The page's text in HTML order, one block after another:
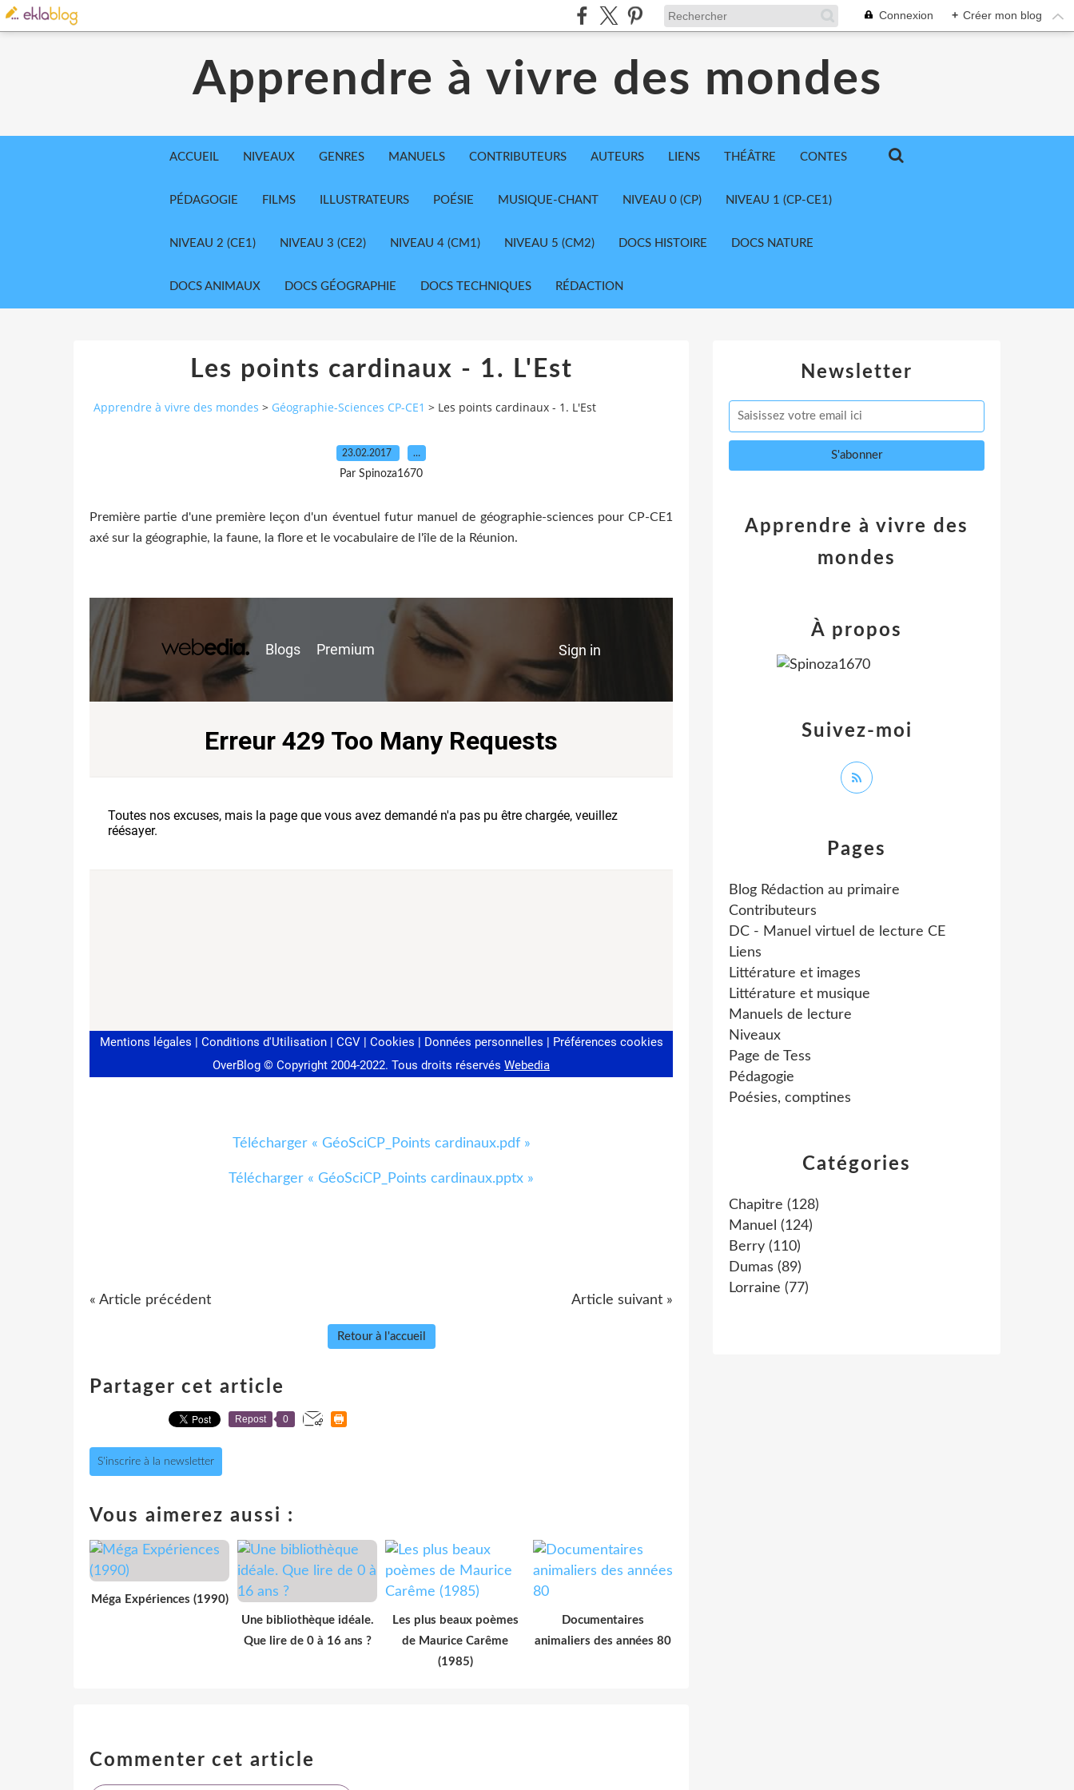
Connexion + Créer mon blog
Apprendre à vivre des mondes
ACCUEIL NIVEAUX GENRES MANUELS CONTRIBUTEURS AUTEURS LIENS THÉÂTRE CONTES
PÉDAGOGIE FILMS ILLUSTRATEURS POÉSIE MUSIQUE-CHANT NIVEAU 0 (CP) NIVEAU 1 (CP-CE1)
NIVEAU 2 (CE1) NIVEAU 3 (CE2) NIVEAU 4 (CM1) NIVEAU 5 (CM2) DOCS HISTOIRE DOCS NATURE
DOCS ANIMAUX DOCS GÉOGRAPHIE DOCS TECHNIQUES RÉDACTION
Les points cardinaux - 1. L'Est
Apprendre à vivre des mondes > Géographie-Sciences CP-CE1 > Les points cardinaux - 1. L'Est
23.02.2017 …
Par Spinoza1670
Première partie d'une première leçon d'un éventuel futur manuel de géographie-sciences pour CP-CE1
axé sur la géographie, la faune, la flore et le vocabulaire de l'île de la Réunion.
Télécharger « GéoSciCP_Points cardinaux.pdf »
Télécharger « GéoSciCP_Points cardinaux.pptx »
« Article précédent Article suivant »
Retour à l'accueil
Partager cet article
Repost 0
S'inscrire à la newsletter
Vous aimerez aussi :
Méga Expériences (1990)
Une bibliothèque idéale.
Que lire de 0 à 16 ans ?
Les plus beaux poèmes
de Maurice Carême
(1985)
Documentaires
animaliers des années 80
Commenter cet article
Newsletter
Catégories
Chapitre (128)
Manuel (124)
Berry (110)
Dumas (89)
Lorraine (77)
Pages
Blog Rédaction au primaire
Contributeurs
DC - Manuel virtuel de lecture CE
Liens
Littérature et images
Littérature et musique
Manuels de lecture
Niveaux
Page de Tess
Pédagogie
Poésies, comptines
Apprendre à vivre des
mondes
Suivez-moi
À propos